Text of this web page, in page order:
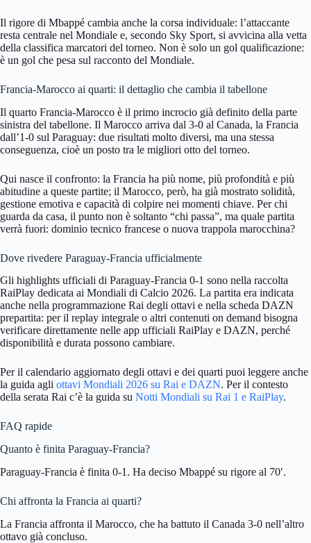
Il rigore di Mbappé cambia anche la corsa individuale: l’attaccante
resta centrale nel Mondiale e, secondo Sky Sport, si avvicina alla vetta
della classifica marcatori del torneo. Non è solo un gol qualificazione:
è un gol che pesa sul racconto del Mondiale.
Francia-Marocco ai quarti: il dettaglio che cambia il tabellone
Il quarto Francia-Marocco è il primo incrocio già definito della parte
sinistra del tabellone. Il Marocco arriva dal 3-0 al Canada, la Francia
dall’1-0 sul Paraguay: due risultati molto diversi, ma una stessa
conseguenza, cioè un posto tra le migliori otto del torneo.
Qui nasce il confronto: la Francia ha più nome, più profondità e più
abitudine a queste partite; il Marocco, però, ha già mostrato solidità,
gestione emotiva e capacità di colpire nei momenti chiave. Per chi
guarda da casa, il punto non è soltanto “chi passa”, ma quale partita
verrà fuori: dominio tecnico francese o nuova trappola marocchina?
Dove rivedere Paraguay-Francia ufficialmente
Gli highlights ufficiali di Paraguay-Francia 0-1 sono nella raccolta
RaiPlay dedicata ai Mondiali di Calcio 2026. La partita era indicata
anche nella programmazione Rai degli ottavi e nella scheda DAZN
prepartita: per il replay integrale o altri contenuti on demand bisogna
verificare direttamente nelle app ufficiali RaiPlay e DAZN, perché
disponibilità e durata possono cambiare.
Per il calendario aggiornato degli ottavi e dei quarti puoi leggere anche
la guida agli ottavi Mondiali 2026 su Rai e DAZN. Per il contesto
della serata Rai c’è la guida su Notti Mondiali su Rai 1 e RaiPlay.
FAQ rapide
Quanto è finita Paraguay-Francia?
Paraguay-Francia è finita 0-1. Ha deciso Mbappé su rigore al 70′.
Chi affronta la Francia ai quarti?
La Francia affronta il Marocco, che ha battuto il Canada 3-0 nell’altro
ottavo già concluso.